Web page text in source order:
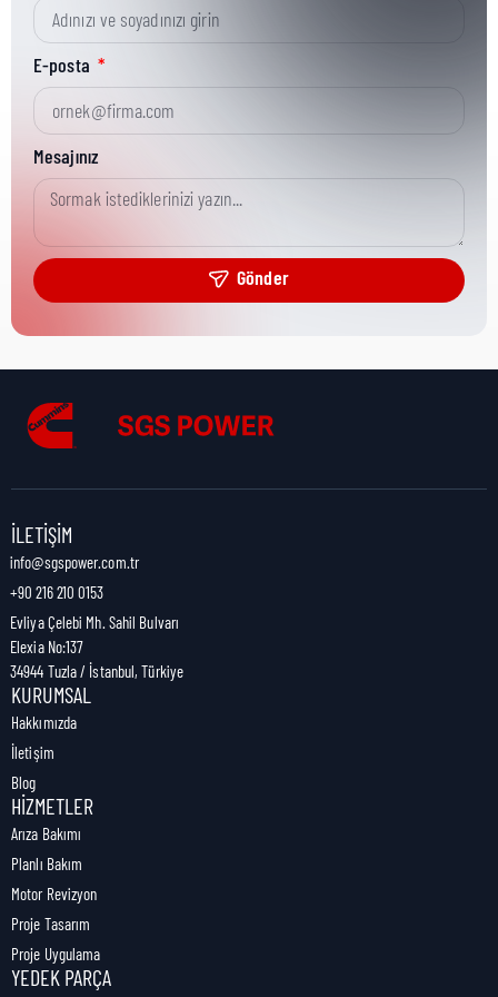
Kısa Parça No:
Ürün Grubu:
Ürün Kategorisi:
Nakliye Yüksekliği:
Nakliye Uzunluğu:
Nakliye Ağırlığı:
E-posta
Mesajınız
Gönder
İLETIŞIM
info@sgspower.com.tr
+90 216 210 0153
Evliya Çelebi Mh. Sahil Bulvarı
Elexia No:137
34944 Tuzla / İstanbul, Türkiye
KURUMSAL
Hakkımızda
İletişim
Blog
HIZMETLER
Arıza Bakımı
Planlı Bakım
Motor Revizyon
Proje Tasarım
Proje Uygulama
YEDEK PARÇA